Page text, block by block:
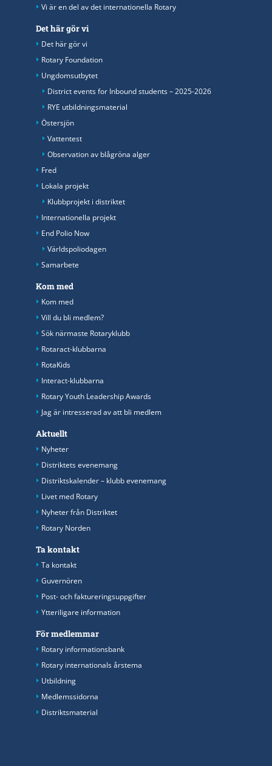
Vi är en del av det internationella Rotary
Det här gör vi
Det här gör vi
Rotary Foundation
Ungdomsutbytet
District events for Inbound students – 2025-2026
RYE utbildningsmaterial
Östersjön
Vattentest
Observation av blågröna alger
Fred
Lokala projekt
Klubbprojekt i distriktet
Internationella projekt
End Polio Now
Världspoliodagen
Samarbete
Kom med
Kom med
Vill du bli medlem?
Sök närmaste Rotaryklubb
Rotaract-klubbarna
RotaKids
Interact-klubbarna
Rotary Youth Leadership Awards
Jag är intresserad av att bli medlem
Aktuellt
Nyheter
Distriktets evenemang
Distriktskalender – klubb evenemang
Livet med Rotary
Nyheter från Distriktet
Rotary Norden
Ta kontakt
Ta kontakt
Guvernören
Post- och faktureringsuppgifter
Ytteriligare information
För medlemmar
Rotary informationsbank
Rotary internationals årstema
Utbildning
Medlemssidorna
Distriktsmaterial